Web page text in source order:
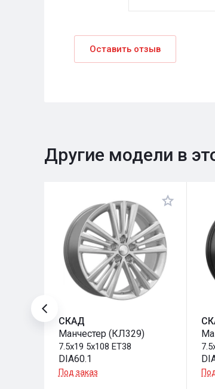
Оставить отзыв
Другие модели в
СКАД
Манчестер (КЛ329)
7.5x19 5x108 ET38
DIA60.1
Под заказ